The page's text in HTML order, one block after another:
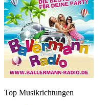
Top Musikrichtungen